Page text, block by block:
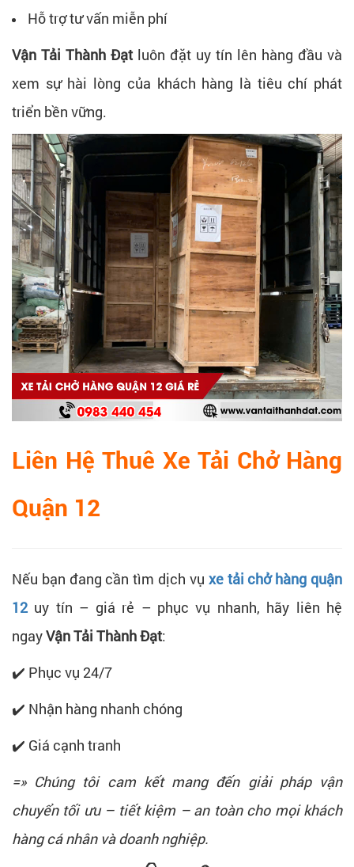
Hỗ trợ tư vấn miễn phí
Vận Tải Thành Đạt luôn đặt uy tín lên hàng đầu và
xem sự hài lòng của khách hàng là tiêu chí phát
triển bền vững.
Liên Hệ Thuê Xe Tải Chở Hàng
Quận 12
Nếu bạn đang cần tìm dịch vụ xe tải chở hàng quận
12 uy tín – giá rẻ – phục vụ nhanh, hãy liên hệ
ngayVận Tải Thành Đạt:
✔️ Phục vụ 24/7
✔️ Nhận hàng nhanh chóng
✔️ Giá cạnh tranh
=» Chúng tôi cam kết mang đến giải pháp vận
chuyển tối ưu – tiết kiệm – an toàn cho mọi khách
hàng cá nhân và doanh nghiệp.